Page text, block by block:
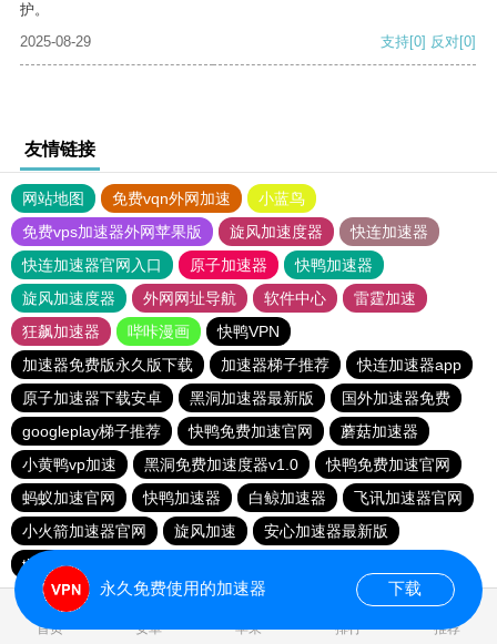
护。
2025-08-29
支持[0] 反对[0]
友情链接
网站地图 免费vqn外网加速
小蓝鸟
免费vps加速器外网苹果版
旋风加速度器
快连加速器
快连加速器官网入口
原子加速器
快鸭加速器
旋风加速度器
外网网址导航 软件中心
雷霆加速
狂飙加速器
哔咔漫画
快鸭VPN
加速器免费版永久版下载
加速器梯子推荐
快连加速器app
原子加速器下载安卓
黑洞加速器最新版
国外加速器免费
googleplay梯子推荐
快鸭免费加速官网
蘑菇加速器
小黄鸭vp加速
黑洞免费加速度器v1.0
快鸭免费加速官网
蚂蚁加速官网
快鸭加速器 白鲸加速器
飞讯加速器官网
小火箭加速器官网
旋风加速
安心加速器最新版
tiktok加速器
首页 安卓 苹果 排行 推荐
永久免费使用的加速器 下载
0.030905s